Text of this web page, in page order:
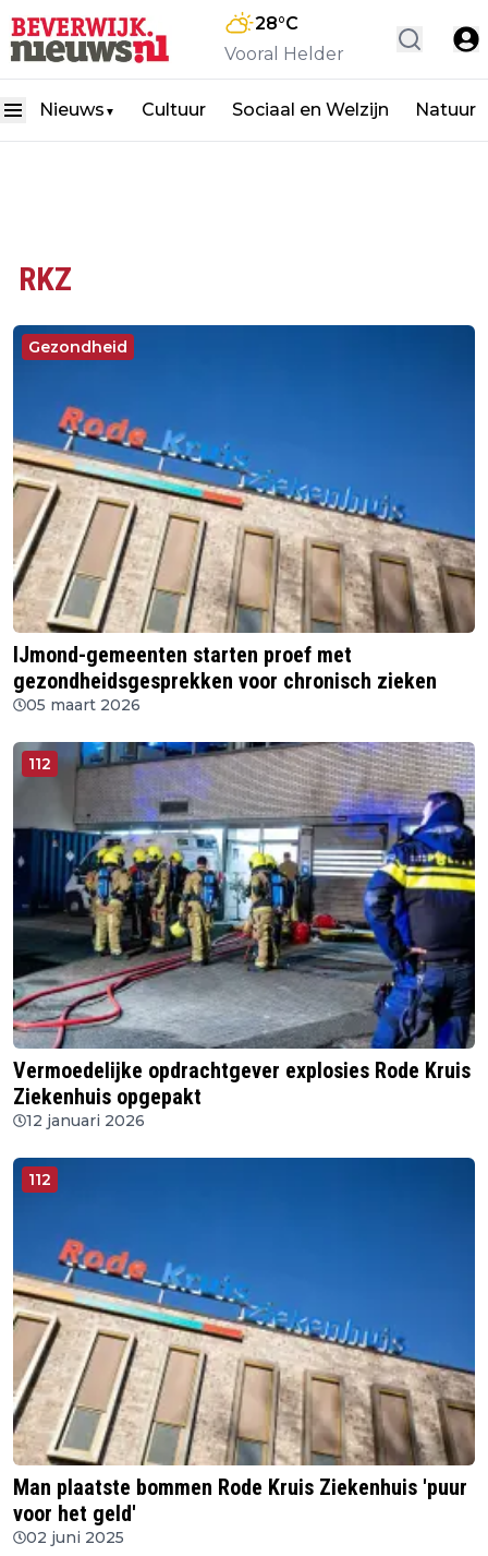
28°C
Vooral Helder
Nieuws ▼ Cultuur Sociaal en Welzijn Natuur
RKZ
Gezondheid
IJmond-gemeenten starten proef met
gezondheidsgesprekken voor chronisch zieken
05 maart 2026
112
Vermoedelijke opdrachtgever explosies Rode Kruis
Ziekenhuis opgepakt
12 januari 2026
112
Man plaatste bommen Rode Kruis Ziekenhuis 'puur
voor het geld'
02 juni 2025